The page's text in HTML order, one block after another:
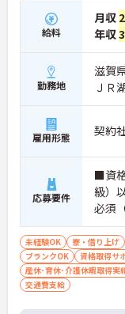
給料
月収
年収
勤務地
滋賀
ＪＲ
雇用形態 契約
応募要件
■資
級）
必須
未経験OK 寮・借り上げ
ブランクOK
資格取得サ
産休･育休･介護休暇取得実
交通費支給